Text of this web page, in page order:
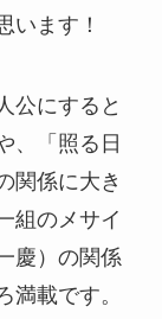
います！
公にすると
、「照る日
関係に大き
組のメサイ
慶）の関係
載です。